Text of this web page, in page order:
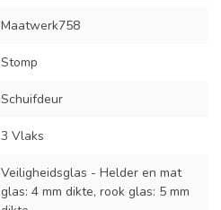
Maatwerk758
Stomp
Schuifdeur
3 Vlaks
Veiligheidsglas - Helder en mat
glas: 4 mm dikte, rook glas: 5 mm